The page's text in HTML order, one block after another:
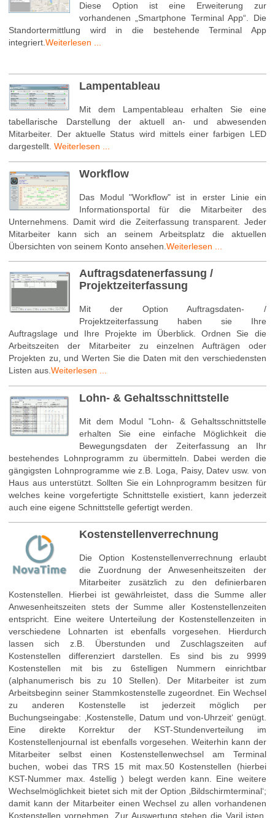
Diese Option ist eine Erweiterung zur
vorhandenen „Smartphone Terminal App“. Die
Standortermittlung wird in die bestehende Terminal App
integriert.Weiterlesen ...
Lampentableau
Mit dem Lampentableau erhalten Sie eine
tabellarische Darstellung der aktuell an- und abwesenden
Mitarbeiter. Der aktuelle Status wird mittels einer farbigen LED
dargestellt.Weiterlesen ...
Workflow
Das Modul "Workflow" ist in erster Linie ein
Informationsportal für die Mitarbeiter des
Unternehmens. Damit wird die Zeiterfassung transparent. Jeder
Mitarbeiter kann sich an seinem Arbeitsplatz die aktuellen
Übersichten von seinem Konto ansehen.Weiterlesen ...
Auftragsdatenerfassung /
Projektzeiterfassung
Mit der Option Auftragsdaten- /
Projektzeiterfassung haben sie Ihre
Auftragslage und Ihre Projekte im Überblick. Ordnen Sie die
Arbeitszeiten der Mitarbeiter zu einzelnen Aufträgen oder
Projekten zu, und Werten Sie die Daten mit den verschiedensten
Listen aus.Weiterlesen ...
Lohn- & Gehaltsschnittstelle
Mit dem Modul "Lohn- & Gehaltsschnittstelle
erhalten Sie eine einfache Möglichkeit die
Bewegungsdaten der Zeiterfassung an Ihr
bestehendes Lohnprogramm zu übermitteln. Dabei werden die
gängigsten Lohnprogramme wie z.B. Loga, Paisy, Datev usw. von
Haus aus unterstützt. Sollten Sie ein Lohnprogramm besitzen für
welches keine vorgefertigte Schnittstelle existiert, kann jederzeit
auch eine eigene Schnittstelle gefertigt werden.
Kostenstellenverrechnung
Die Option Kostenstellenverrechnung erlaubt
die Zuordnung der Anwesenheitszeiten der
Mitarbeiter zusätzlich zu den definierbaren
Kostenstellen. Hierbei ist gewährleistet, dass die Summe aller
Anwesenheitszeiten stets der Summe aller Kostenstellenzeiten
entspricht. Eine weitere Unterteilung der Kostenstellenzeiten in
verschiedene Lohnarten ist ebenfalls vorgesehen. Hierdurch
lassen sich z.B. Überstunden und Zuschlagszeiten auf
Kostenstellen differenziert darstellen. Es sind bis zu 9999
Kostenstellen mit bis zu 6stelligen Nummern einrichtbar
(alphanumerisch bis zu 10 Stellen). Der Mitarbeiter ist zum
Arbeitsbeginn seiner Stammkostenstelle zugeordnet. Ein Wechsel
zu anderen Kostenstelle ist jederzeit möglich per
Buchungseingabe: ‚Kostenstelle, Datum und von-Uhrzeit‘ genügt.
Eine direkte Korrektur der KST-Stundenverteilung im
Kostenstellenjournal ist ebenfalls vorgesehen. Weiterhin kann der
Mitarbeiter selbst einen Kostenstellenwechsel am Terminal
buchen, wobei das TRS 15 mit max.50 Kostenstellen (hierbei
KST-Nummer max. 4stellig ) belegt werden kann. Eine weitere
Wechselmöglichkeit bietet sich mit der Option ‚Bildschirmterminal‘;
damit kann der Mitarbeiter einen Wechsel zu allen vorhandenen
Kostenstellen vornehmen. Zur Auswertung stehen die VariListen,